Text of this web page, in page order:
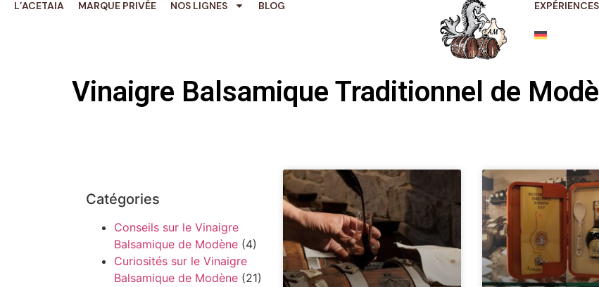
L’ACETAIA MARQUE PRIVÉE NOS LIGNES BLOG EXPÉRIENCES
Vinaigre Balsamique Traditionnel de
Catégories
Conseils sur le Vinaigre
Balsamique de Modène (4)
Curiosités sur le Vinaigre
Balsamique de Modène (21)